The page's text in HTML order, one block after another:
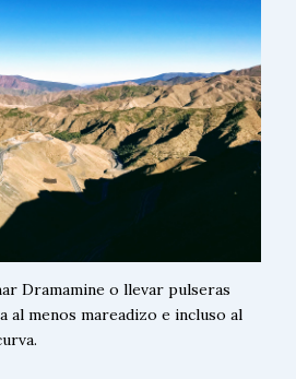
Dramamine o llevar pulseras
al menos mareadizo e incluso al